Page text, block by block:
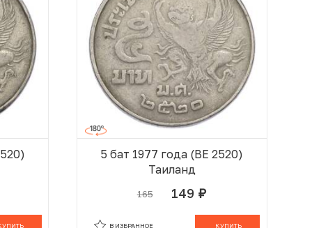
5 бат 1977 года (BE 2520)
Таиланд
165 149 руб.
КУПИТЬ
В ИЗБРАННОЕ